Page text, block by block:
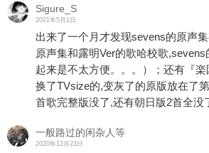
Sigure_S
2021年5月1日
出来了一个月才发现sevens的原声
原声集和露明Ver的歌哈校歌
起来是不太方便。。。）；还有『
换了TVsize的,变灰了的原版放在了
首歌完整版没了,还有朝日版2首全没
一般路过的闲杂人等
2020年12月23日